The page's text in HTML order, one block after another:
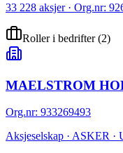
33 228 aksjer · Org.nr:
Roller i bedrifter(2)
MAELSTROM
Org.nr: 933269493
Aksjeselskap · ASKER ·